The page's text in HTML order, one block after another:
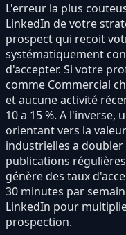
L'erreur la plus
LinkedIn de votre
prospect qui recoit
systématiquement
d'accepter. Si votre
comme Commercial
et aucune activité
10 a 15 %. A
orientant vers la
industrielles a
publications
génère des taux
30 minutes par
LinkedIn pour
prospection.